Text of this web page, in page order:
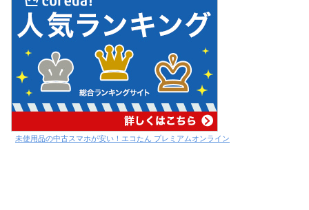
未使用品の中古スマホが安い！エコたん プレミアムオンライン